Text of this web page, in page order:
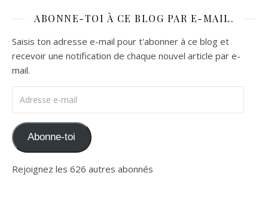
ABONNE-TOI À CE BLOG PAR E-MAIL.
Saisis ton adresse e-mail pour t'abonner à ce blog et
recevoir une notification de chaque nouvel article par e-
mail.
Abonne-toi
Rejoignez les 626 autres abonnés